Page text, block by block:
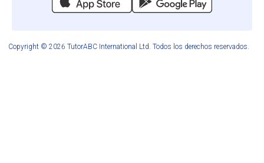
Copyright © 2026 TutorABC International Ltd. Todos los derechos reservados.